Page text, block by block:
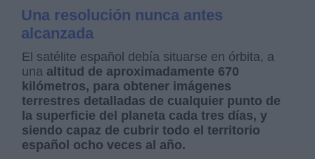
Una resolución nunca antes
alcanzada
El satélite español debía situarse en órbita, a
una altitud de aproximadamente 670
kilómetros, para obtener imágenes
terrestres detalladas de cualquier punto de
la superficie del planeta cada tres días, y
siendo capaz de cubrir todo el territorio
español ocho veces al año.